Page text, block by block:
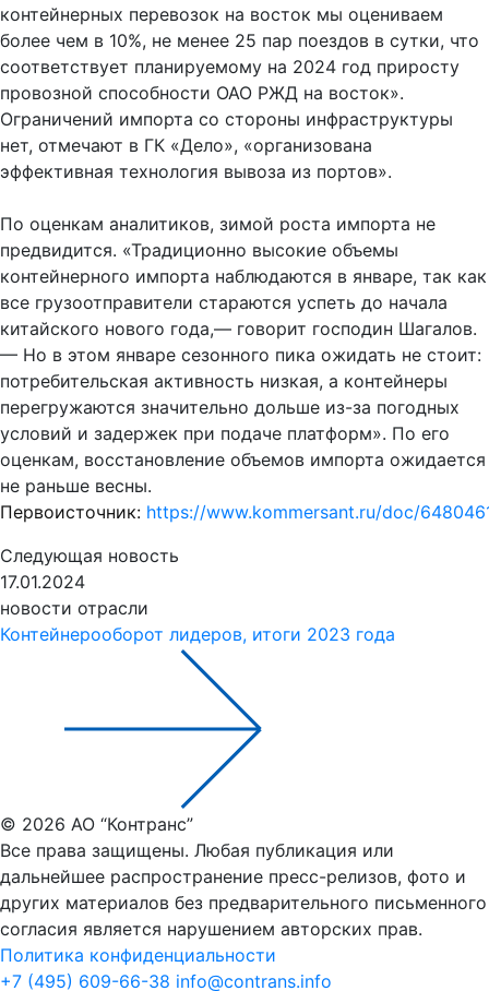
контейнерных перевозок на восток мы оцениваем
более чем в 10%, не менее 25 пар поездов в сутки, что
соответствует планируемому на 2024 год приросту
провозной способности ОАО РЖД на восток».
Ограничений импорта со стороны инфраструктуры
нет, отмечают в ГК «Дело», «организована
эффективная технология вывоза из портов».
По оценкам аналитиков, зимой роста импорта не
предвидится. «Традиционно высокие объемы
контейнерного импорта наблюдаются в январе, так как
все грузоотправители стараются успеть до начала
китайского нового года,— говорит господин Шагалов.
— Но в этом январе сезонного пика ожидать не стоит:
потребительская активность низкая, а контейнеры
перегружаются значительно дольше из-за погодных
условий и задержек при подаче платформ». По его
оценкам, восстановление объемов импорта ожидается
не раньше весны.
Первоисточник: https://www.kommersant.ru/doc/
Следующая новость
17.01.2024
новости отрасли
Контейнерооборот лидеров, итоги 2023 года
© 2026 АО “Контранс”
Все права защищены. Любая публикация или
дальнейшее распространение пресс-релизов, фото и
других материалов без предварительного письменного
согласия является нарушением авторских прав.
Политика конфиденциальности
+7 (495) 609-66-38 info@contrans.info